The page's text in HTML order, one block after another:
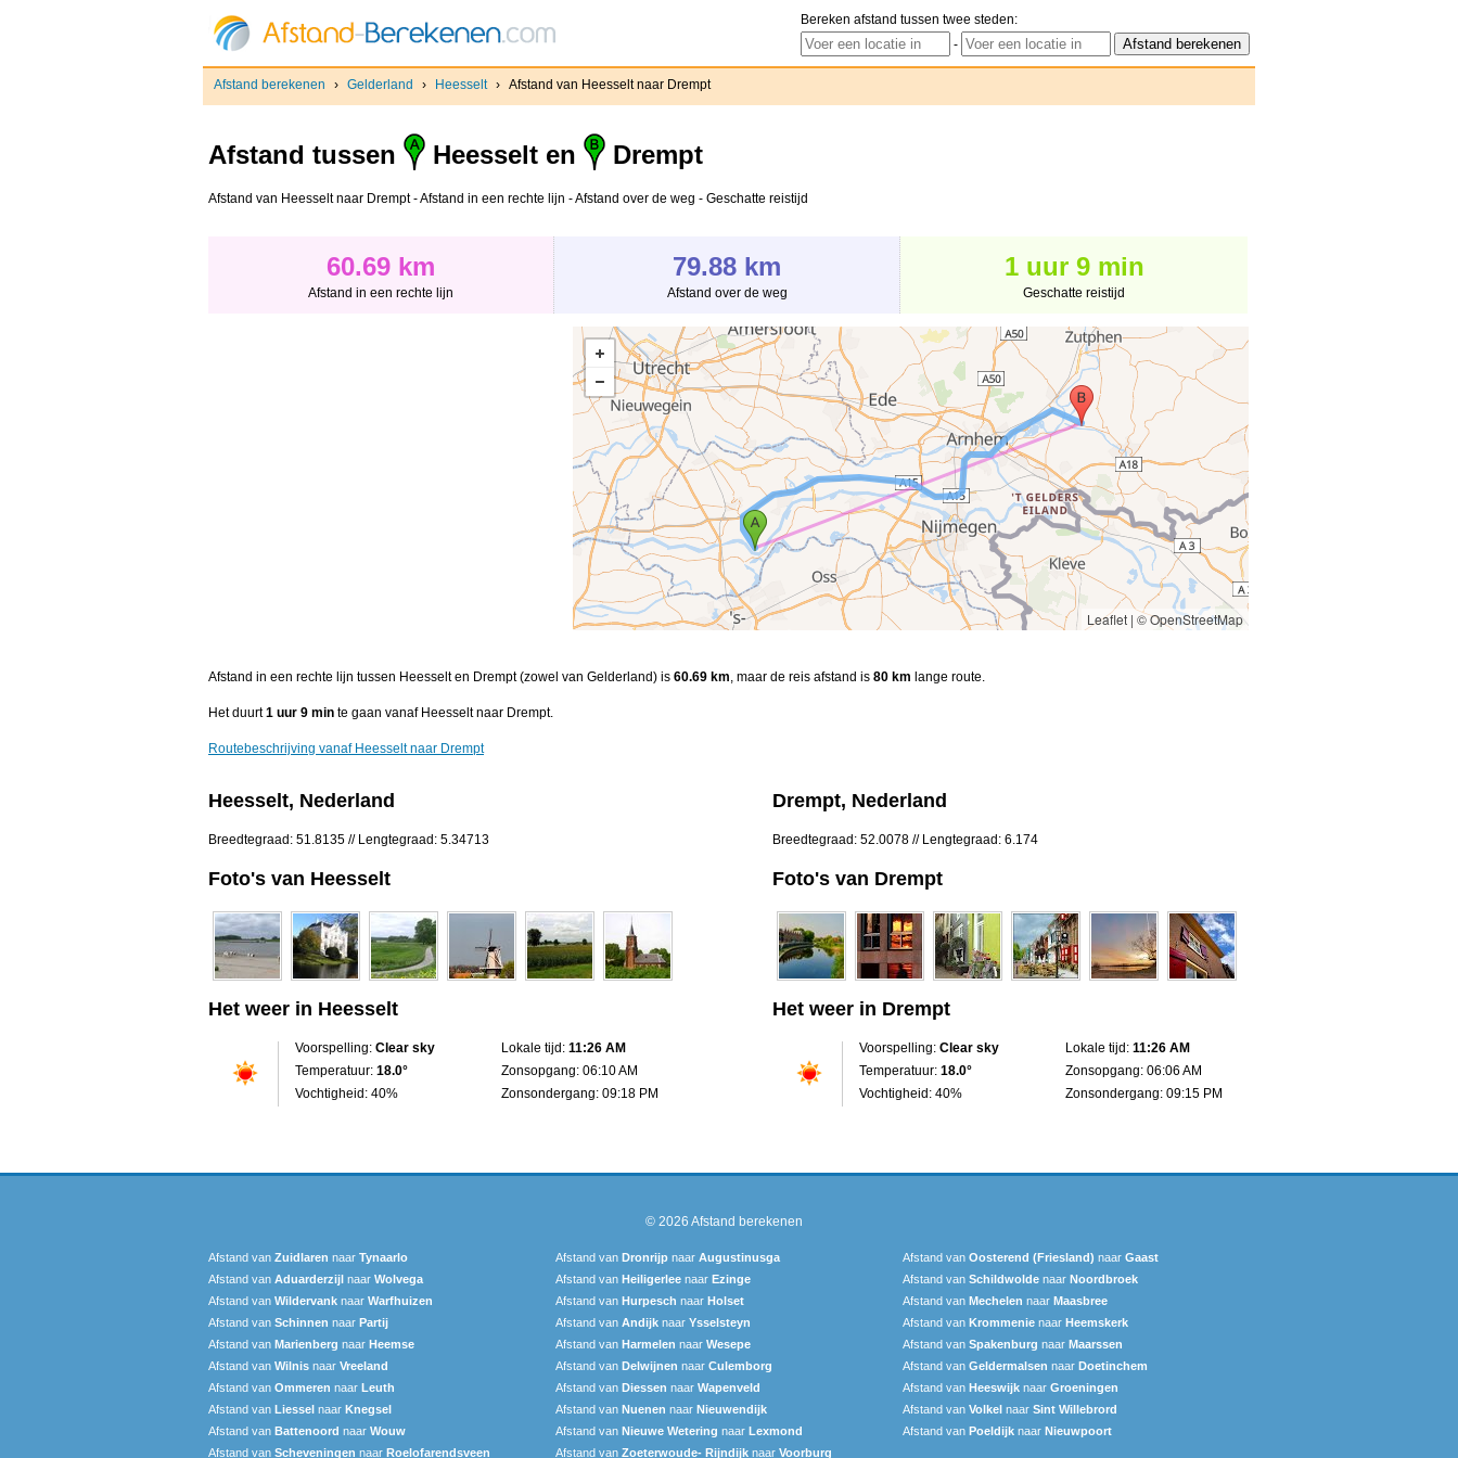
Bereken afstand tussen twee steden:
-
Afstand berekenen › Gelderland › Heesselt › Afstand van Heesselt naar Drempt
Afstand tussen Heesselt en Drempt
Afstand van Heesselt naar Drempt - Afstand in een rechte lijn - Afstand over de weg - Geschatte reistijd
60.69 km
Afstand in een rechte lijn
79.88 km
Afstand over de weg
1 uur 9 min
Geschatte reistijd
Leaflet | © OpenStreetMap
Afstand in een rechte lijn tussen Heesselt en Drempt (zowel van Gelderland) is 60.69 km, maar de reis afstand is 80 km lange route.
Het duurt1 uur 9 min te gaan vanaf Heesselt naar Drempt.
Routebeschrijving vanaf Heesselt naar Drempt
Heesselt, Nederland
Breedtegraad: 51.8135 // Lengtegraad: 5.34713
Foto's van Heesselt
Het weer in Heesselt
Voorspelling: Clear sky
Temperatuur: 18.0°
Vochtigheid: 40%
Lokale tijd: 11:26 AM
Zonsopgang: 06:10 AM
Zonsondergang: 09:18 PM
Drempt, Nederland
Breedtegraad: 52.0078 // Lengtegraad: 6.174
Foto's van Drempt
Het weer in Drempt
Voorspelling: Clear sky
Temperatuur: 18.0°
Vochtigheid: 40%
Lokale tijd: 11:26 AM
Zonsopgang: 06:06 AM
Zonsondergang: 09:15 PM
© 2026 Afstand berekenen
Afstand van Zuidlaren naar Tynaarlo Afstand van Dronrijp naar Augustinusga Afstand van Oosterend (Friesland) naar Gaast
Afstand van Aduarderzijl naar Wolvega Afstand van Heiligerlee naar Ezinge Afstand van Schildwolde naar Noordbroek
Afstand van Wildervank naar Warfhuizen Afstand van Hurpesch naar Holset Afstand van Mechelen naar Maasbree
Afstand van Schinnen naar Partij Afstand van Andijk naar Ysselsteyn Afstand van Krommenie naar Heemskerk
Afstand van Marienberg naar Heemse Afstand van Harmelen naar Wesepe Afstand van Spakenburg naar Maarssen
Afstand van Wilnis naar Vreeland Afstand van Delwijnen naar Culemborg Afstand van Geldermalsen naar Doetinchem
Afstand van Ommeren naar Leuth Afstand van Diessen naar Wapenveld Afstand van Heeswijk naar Groeningen
Afstand van Liessel naar Knegsel Afstand van Nuenen naar Nieuwendijk Afstand van Volkel naar Sint Willebrord
Afstand van Battenoord naar Wouw Afstand van Nieuwe Wetering naar Lexmond Afstand van Poeldijk naar Nieuwpoort
Afstand van Scheveningen‎ naar Roelofarendsveen Afstand van Zoeterwoude- Rijndijk naar Voorburg